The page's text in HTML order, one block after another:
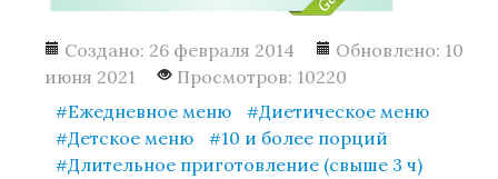
Создано: 26 февраля 2014
Обновлено: 10
июня 2021
Просмотров: 10220
Ежедневное меню
Диетическое меню
Детское меню
10 и более порций
Длительное приготовление (свыше 3 ч)